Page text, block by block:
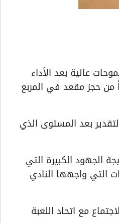
عالية بعد الأداء
من حجز مقعد في المربع
بعد المستوى الذي
الجهود الكبيرة التي
التي واجهها النادي
مع اتحاد اللعبة